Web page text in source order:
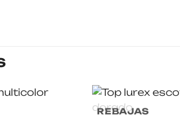
REBAJAS